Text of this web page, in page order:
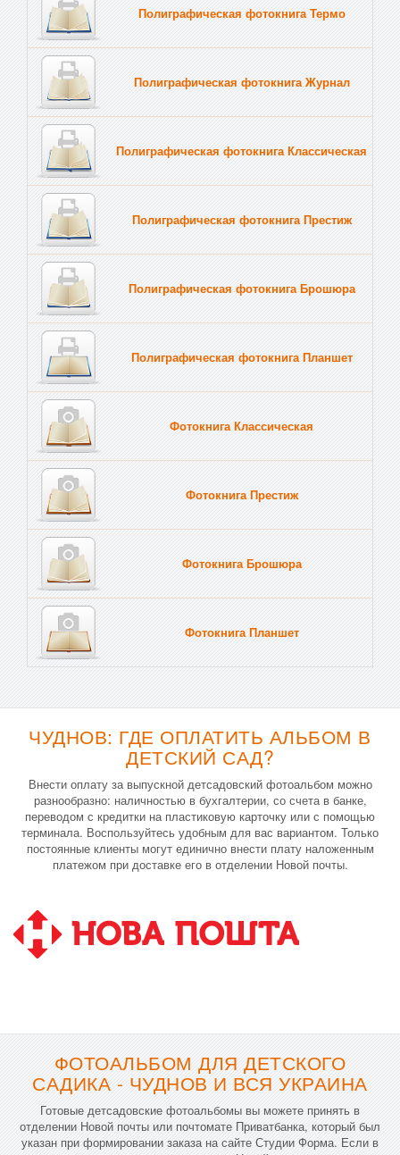
Полиграфическая фотокнига Термо
Полиграфическая фотокнига Журнал
Полиграфическая фотокнига Классическая
Полиграфическая фотокнига Престиж
Полиграфическая фотокнига Брошюра
Полиграфическая фотокнига Планшет
Фотокнига Классическая
Фотокнига Престиж
Фотокнига Брошюра
Фотокнига Планшет
ЧУДНОВ: ГДЕ ОПЛАТИТЬ АЛЬБОМ В
ДЕТСКИЙ САД?
Внести оплату за выпускной детсадовский фотоальбом можно
разнообразно: наличностью в бухгалтерии, со счета в банке,
переводом с кредитки на пластиковую карточку или с помощью
терминала. Воспользуйтесь удобным для вас вариантом. Только
постоянные клиенты могут единично внести плату наложенным
платежом при доставке его в отделении Новой почты.
ФОТОАЛЬБОМ ДЛЯ ДЕТСКОГО
САДИКА - ЧУДНОВ И ВСЯ УКРАИНА
Готовые детсадовские фотоальбомы вы можете принять в
отделении Новой почты или почтомате Приватбанка, который был
указан при формировании заказа на сайте Студии Форма. Если в